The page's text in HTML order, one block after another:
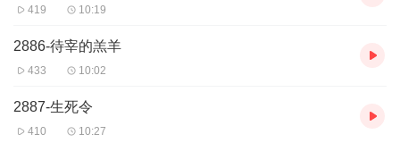
419 10:19
2886-待宰的羔羊
433 10:02
2887-生死令
410 10:27